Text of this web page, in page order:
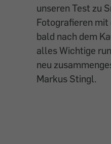
unseren Test zu
Fotografieren mit
bald nach dem
alles Wichtige
neu
Markus Stingl.